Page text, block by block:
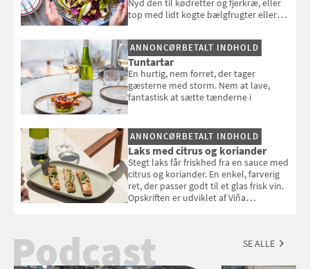
Nyd den til kødretter og fjerkræ, eller
top med lidt kogte bælgfrugter eller
selvstændigt måltid. Opskriften er fra
Louisa Lorangs kogebog "Salat".
ANNONCØRBETALT INDHOLD
Tuntartar
En hurtig, nem forret, der tager
gæsterne med storm. Nem at lave,
fantastisk at sætte tænderne i
ANNONCØRBETALT INDHOLD
Laks med citrus og koriander
Stegt laks får friskhed fra en sauce med
citrus og koriander. En enkel, farverig
ret, der passer godt til et glas frisk vin.
Opskriften er udviklet af Viña
Podcast SE ALLE